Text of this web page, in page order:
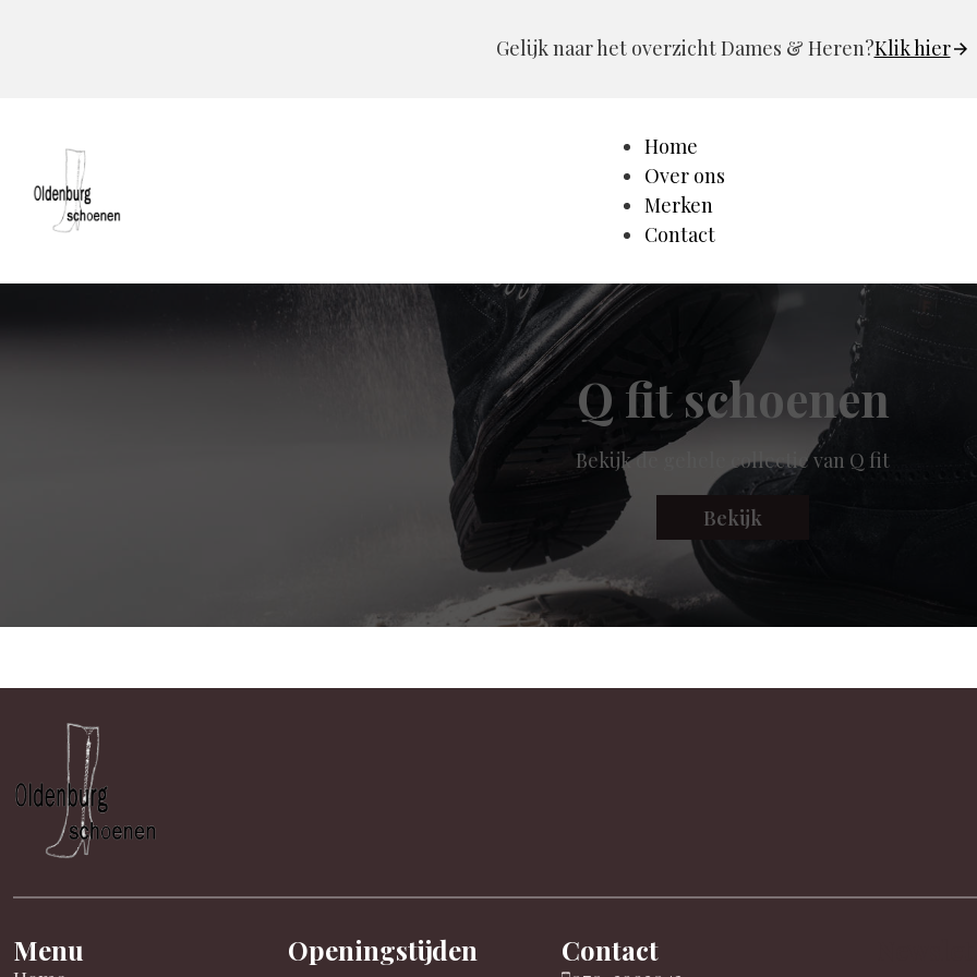
Gelijk naar het overzicht Dames & Heren?Klik hier
Home
Over ons
Merken
Contact
Q fit schoenen
Bekijk de gehele collectie van Q fit
Bekijk
Menu Openingstijden Contact